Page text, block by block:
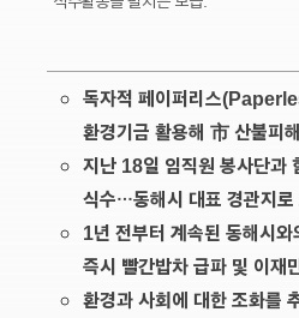
독자적 페이퍼리스
환경기금 활용해 市 산불피
지난 18일 임직원 봉사단과
식수…동해시 대표 경관지로
1년 전부터 계속된 동해시
즉시 빨간밥차 급파 및 이재
환경과 사회에 대한 조화를